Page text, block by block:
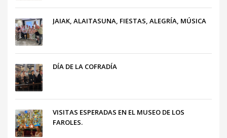
JAIAK, ALAITASUNA, FIESTAS, ALEGRÍA, MÚSICA
DÍA DE LA COFRADÍA
VISITAS ESPERADAS EN EL MUSEO DE LOS
FAROLES.